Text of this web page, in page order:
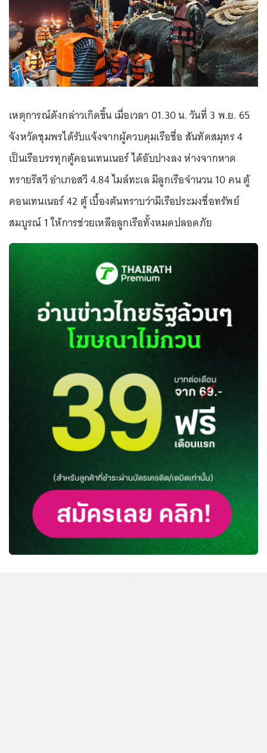
เหตุการณ์ดังกล่าวเกิดขึ้น เมื่อเวลา 01.30 น. วันที่ 3 พ.ย. 65
จังหวัดชุมพรได้รับแจ้งจากผู้ควบคุมเรือชื่อ สันทัดสมุทร 4
เป็นเรือบรรทุกตู้คอนเทนเนอร์ ได้อับปางลง ห่างจากหาด
ทรายรีสวี อำเภอสวี 4.84 ไมล์ทะเล มีลูกเรือจำนวน 10 คน ตู้
คอนเทนเนอร์ 42 ตู้ เบื้องต้นทราบว่ามีเรือประมงชื่อทรัพย์
สมบูรณ์ 1 ให้การช่วยเหลือลูกเรือทั้งหมดปลอดภัย